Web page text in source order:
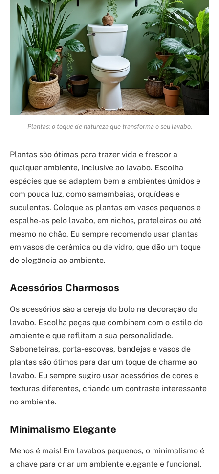
Plantas: o toque de natureza que transforma o seu lavabo.
Plantas são ótimas para trazer vida e frescor a
qualquer ambiente, inclusive ao lavabo. Escolha
espécies que se adaptem bem a ambientes úmidos e
com pouca luz, como samambaias, orquídeas e
suculentas. Coloque as plantas em vasos pequenos e
espalhe-as pelo lavabo, em nichos, prateleiras ou até
mesmo no chão. Eu sempre recomendo usar plantas
em vasos de cerâmica ou de vidro, que dão um toque
de elegância ao ambiente.
Acessórios Charmosos
Os acessórios são a cereja do bolo na decoração do
lavabo. Escolha peças que combinem com o estilo do
ambiente e que reflitam a sua personalidade.
Saboneteiras, porta-escovas, bandejas e vasos de
plantas são ótimos para dar um toque de charme ao
lavabo. Eu sempre sugiro usar acessórios de cores e
texturas diferentes, criando um contraste interessante
no ambiente.
Minimalismo Elegante
Menos é mais! Em lavabos pequenos, o minimalismo é
a chave para criar um ambiente elegante e funcional.